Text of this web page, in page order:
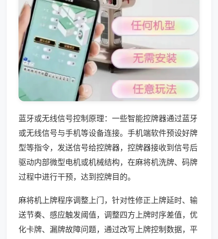
蓝牙或无线信号控制原理：一些智能控牌器通过蓝牙
或无线信号与手机等设备连接。手机端软件预设好牌
型等指令，发送信号给控牌器，控牌器接收到信号后
驱动内部微型电机或机械结构，在麻将机洗牌、码牌
过程中进行干预，达到控牌目的。
麻将机上牌程序调整上门，针对性修正上牌延时、输
送节奏、感应触发阈值，调整四方上牌时序差值，优
化卡牌、漏牌故障问题，通过改写上牌控制数据，平